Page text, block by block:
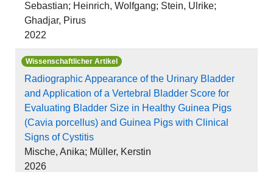
Sebastian; Heinrich, Wolfgang; Stein, Ulrike;
Ghadjar, Pirus
2022
Wissenschaftlicher Artikel
Radiographic Appearance of the Urinary Bladder
and Application of a Vertebral Bladder Score for
Evaluating Bladder Size in Healthy Guinea Pigs
(Cavia porcellus) and Guinea Pigs with Clinical
Signs of Cystitis
Mische, Anika; Müller, Kerstin
2026